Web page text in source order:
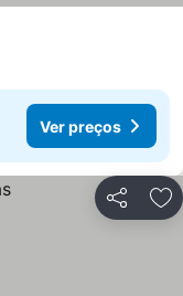
Ver preços
Partilhar